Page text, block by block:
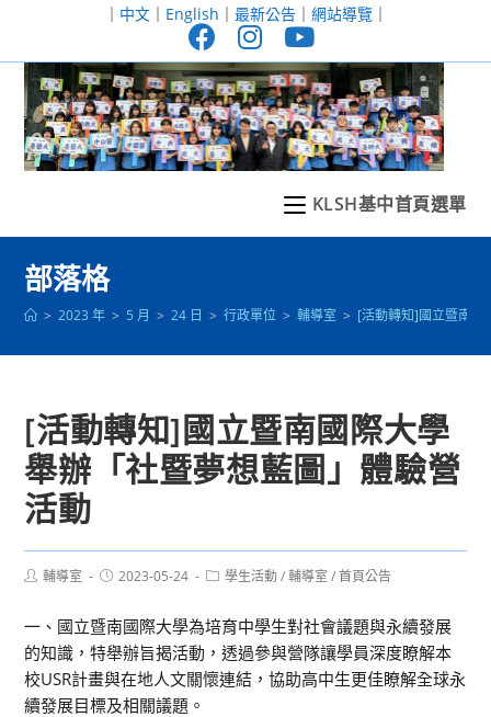
至
｜ 中文｜ English ｜ 最新公告｜ 網站導覽｜
KLSH基中首頁選單
部落格
> 2023 年 > 5 月 > 24 日 > 行政單位 > 輔導室 > [活動轉知]國立暨南國
[活動轉知]國立暨南國際大學
舉辦「社暨夢想藍圖」體驗營
活動
Post輔導室
Post2023-05-24
Post學生活動 / 輔導室 / 首頁公告
一、國立暨南國際大學為培育中學生對社會議題與永續發展
的知識，特舉辦旨揭活動，透過參與營隊讓學員深度瞭解本
校USR計畫與在地人文關懷連結，協助高中生更佳瞭解全球永
續發展目標及相關議題。